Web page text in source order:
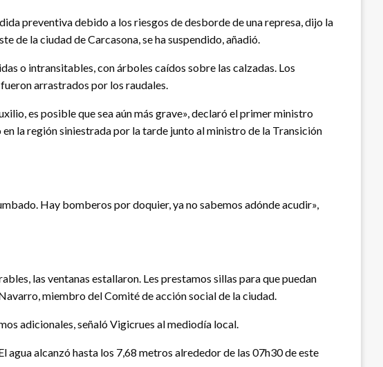
preventiva debido a los riesgos de desborde de una represa, dijo la
de la ciudad de Carcasona, se ha suspendido, añadió.
o intransitables, con árboles caídos sobre las calzadas. Los
arrastrados por los raudales.
es posible que sea aún más grave», declaró el primer ministro
la región siniestrada por la tarde junto al ministro de la Transición
Hay bomberos por doquier, ya no sabemos adónde acudir»,
las ventanas estallaron. Les prestamos sillas para que puedan
miembro del Comité de acción social de la ciudad.
adicionales, señaló Vigicrues al mediodía local.
agua alcanzó hasta los 7,68 metros alrededor de las 07h30 de este